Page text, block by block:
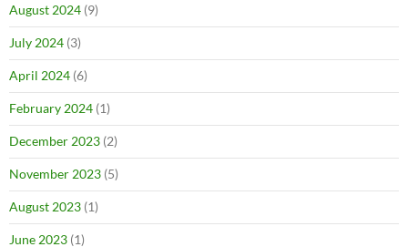
August 2024 (9)
July 2024 (3)
April 2024 (6)
February 2024 (1)
December 2023 (2)
November 2023 (5)
August 2023 (1)
June 2023 (1)